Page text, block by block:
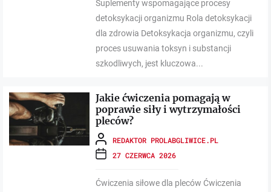
Suplementy wspomagające procesy
detoksykacji organizmu Rola detoksykacji
dla zdrowia Detoksykacja organizmu, czyli
proces usuwania toksyn i substancji
szkodliwych, jest kluczowa...
Jakie ćwiczenia pomagają w
poprawie siły i wytrzymałości
pleców?
REDAKTOR PROLABGLIWICE.PL
27 CZERWCA 2026
Ćwiczenia siłowe dla pleców Ćwiczenia